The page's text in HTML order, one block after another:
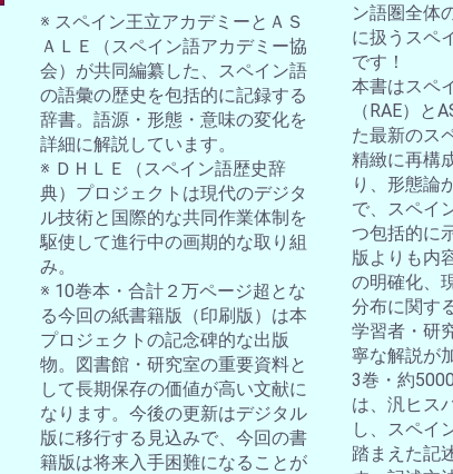
※ スペイン王立アカデミーとＡＳ
ＡＬＥ（スペイン語アカデミー協
会）が共同編纂した、スペイン語
の語彙の歴史を包括的に記録する
辞書。語源・形態・意味の変化を
詳細に解説しています。
※ ＤＨＬＥ（スペイン語歴史辞
典）プロジェクトは現代のデジタ
ル技術と国際的な共同作業体制を
駆使して進行中の画期的な取り組
み。
※ 10巻本・合計２万ページ超とな
る今回の紙書籍版（印刷版）は本
プロジェクトの記念碑的な出版
物。図書館・研究室の重要資料と
して長期保存の価値が高い文献に
なります。今後の更新はデジタル
版に移行する見込みで、今回の書
籍版は将来入手困難になることが
ン語圏全体
に扱うスペ
です！
本書はスペ
（RAE）と
た最新のス
精緻に再構
り、形態論
で、スペイ
つ包括的に
版よりも内
の明確化、
分布に関す
学習者・研
寧な解説が
3巻・約
は、汎ヒス
し、スペイ
踏まえた記